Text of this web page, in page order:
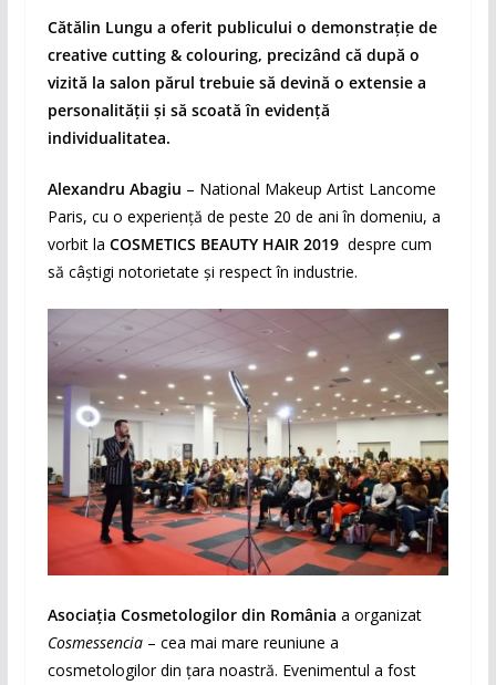
Cătălin Lungu a oferit publicului o demonstrație de
creative cutting & colouring, precizând că după o
vizită la salon părul trebuie să devină o extensie a
personalității și să scoată în evidență
individualitatea.
Alexandru Abagiu – National Makeup Artist Lancome
Paris, cu o experiență de peste 20 de ani în domeniu, a
vorbit la COSMETICS BEAUTY HAIR 2019despre cum
să câștigi notorietate și respect în industrie.
Asociația Cosmetologilor din România a organizat
Cosmessencia– cea mai mare reuniune a
cosmetologilor din țara noastră. Evenimentul a fost